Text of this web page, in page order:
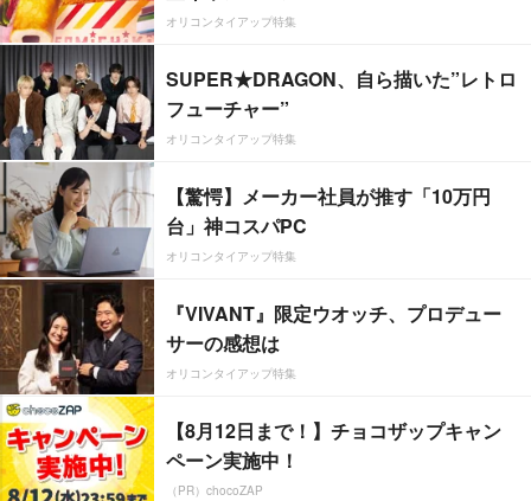
オリコンタイアップ特集
SUPER★DRAGON、自ら描いた”レトロ
フューチャー”
オリコンタイアップ特集
【驚愕】メーカー社員が推す「10万円
台」神コスパPC
オリコンタイアップ特集
『VIVANT』限定ウオッチ、プロデュー
サーの感想は
オリコンタイアップ特集
【8月12日まで！】チョコザップキャン
ペーン実施中！
（PR）chocoZAP